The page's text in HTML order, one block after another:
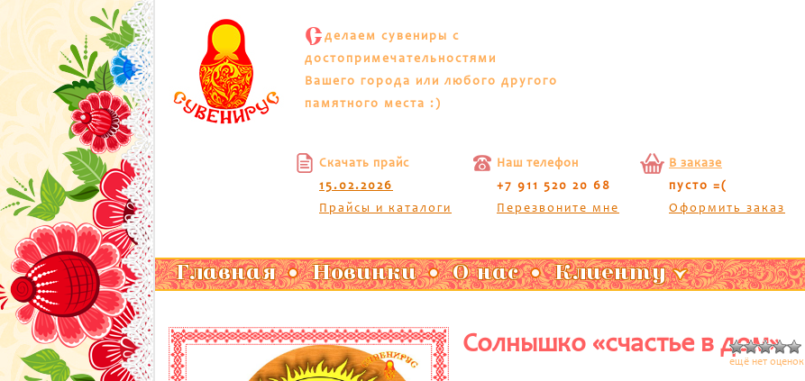
С делаем сувениры с
достопримечательностями
Вашего города или любого другого
памятного места :)
Скачать прайс
15.02.2026
Прайсы и каталоги
Наш телефон
+7 911 520 20 68
Перезвоните мне
В заказе
пусто =(
Оформить заказ
Главная Новинки О нас Клиенту
Солнышко «счастье в дом»
ещё нет оценок